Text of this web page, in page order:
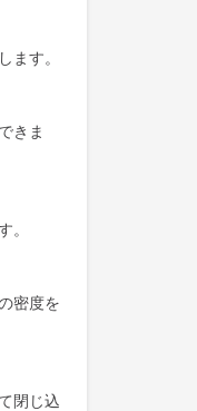
ます。
きま
。
密度を
閉じ込